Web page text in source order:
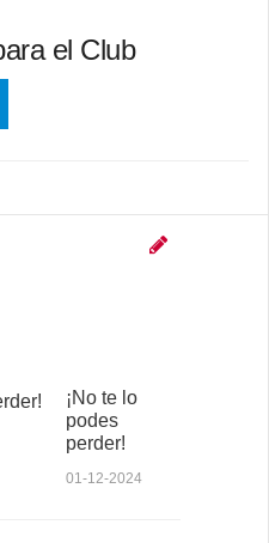
el Club
¡No te lo
podes
perder!
01-12-2024